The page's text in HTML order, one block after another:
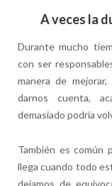
A veces la
Durante mucho
con ser
manera de
darnos cuenta,
demasiado podría
También es común
llega cuando todo
dejamos de